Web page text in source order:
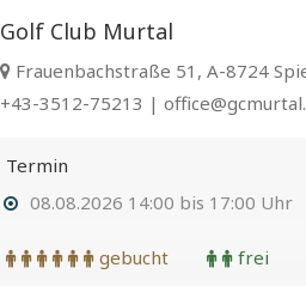
Golf Club Murtal
Frauenbachstraße 51, A-8724
+43-3512-75213 |
Termin
08.08.2026 14:00 bis 17:00 Uhr
gebucht frei